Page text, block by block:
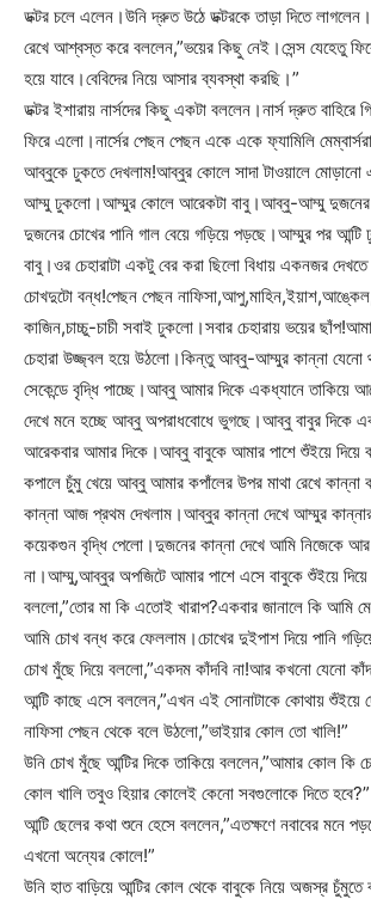
ডক্টর চলে এলেন।উনি দ্রুত উঠে ডক্টরকে তাড়া দিতে
রেখে আশ্বস্ত করে বললেন,”ভয়ের কিছু নেই।সেন্স যেহেতু
হয়ে যাবে।বেবিদের নিয়ে আসার ব্যবস্থা করছি।”
ডক্টর ইশারায় নার্সদের কিছু একটা বললেন।নার্স দ্রুত বাহিরে
ফিরে এলো।নার্সের পেছন পেছন একে একে ফ্যামিলি
আব্বুকে ঢুকতে দেখলাম!আব্বুর কোলে সাদা টাওয়ালে
আম্মু ঢুকলো।আম্মুর কোলে আরেকটা বাবু।আব্বু-আম্মু
দুজনের চোখের পানি গাল বেয়ে গড়িয়ে পড়ছে।আম্মুর পর
বাবু।ওর চেহারাটা একটু বের করা ছিলো বিধায় একনজর দেখতে
চোখদুটো বন্ধ!পেছন পেছন
কাজিন,চাচ্চু-চাচী সবাই ঢুকলো।সবার চেহারায় ভয়ের
চেহারা উজ্জ্বল হয়ে উঠলো।কিন্তু আব্বু-আম্মুর কান্না যেনো
সেকেন্ডে বৃদ্ধি পাচ্ছে।আব্বু আমার দিকে একধ্যানে
দেখে মনে হচ্ছে আব্বু অপরাধবোধে ভুগছে।আব্বু বাবুর দিকে
আরেকবার আমার দিকে।আব্বু বাবুকে আমার পাশে শুঁইয়ে দিয়ে
কপালে চুঁমু খেয়ে আব্বু আমার কপাঁলের উপর মাথা রেখে
কান্না আজ প্রথম দেখলাম।আব্বুর কান্না দেখে আম্মুর
কয়েকগুন বৃদ্ধি পেলো।দুজনের কান্না দেখে আমি নিজেকে আর
না।আম্মু,আব্বুর অপজিটে আমার পাশে এসে বাবুকে শুঁইয়ে দিয়ে
বললো,”তোর মা কি এতোই খারাপ?একবার জানালে কি আমি
আমি চোখ বন্ধ করে ফেললাম।চোখের দুইপাশ দিয়ে পানি
চোখ মুঁছে দিয়ে বললো,”একদম কাঁদবি না!আর কখনো যেনো
আন্টি কাছে এসে বললেন,”এখন এই সোনাটাকে কোথায় শুঁইয়ে
নাফিসা পেছন থেকে বলে উঠলো,”ভাইয়ার কোল তো খালি!”
উনি চোখ মুঁছে আন্টির দিকে তাকিয়ে বললেন,”আমার কোল কি
কোল খালি তবুও হিয়ার কোলেই কেনো সবগুলোকে দিতে হবে?”
আন্টি ছেলের কথা শুনে হেসে বললেন,”এতক্ষণে নবাবের মনে
এখনো অন্যের কোলে!”
উনি হাত বাড়িয়ে আন্টির কোল থেকে বাবুকে নিয়ে অজস্র চুঁমুতে